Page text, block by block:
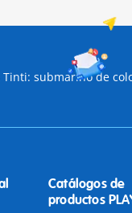
Tinti: submarino de
Catálogos de
productos